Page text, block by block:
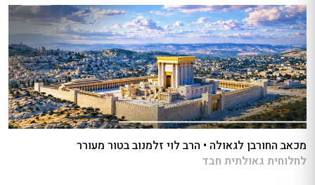
מכאב החורבן לגאולה • הרב לוי זלמנוב בטור מעורר
לחלוחית גאולתית חבד